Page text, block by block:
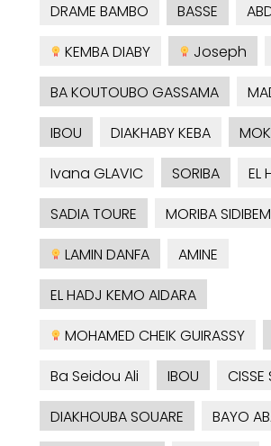
DRAME BAMBO
BASSE
KEMBA DIABY
Joseph
BA KOUTOUBO GASSAMA
IBOU
DIAKHABY KEBA
Ivana GLAVIC
SORIBA
EL
SADIA TOURE
MORIBA SIDIBEM
LAMIN DANFA
AMINE
EL HADJ KEMO AIDARA
MOHAMED CHEIK GUIRASSY
Ba Seidou Ali
IBOU
CISSE
DIAKHOUBA SOUARE
BAYO